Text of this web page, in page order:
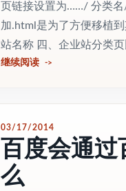
页链接设置为……/ 分类名
加.html是为了方便移植
站名称 四、企业站分类
继续阅读
03/17/2014
百度会通
么